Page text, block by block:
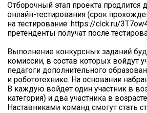
Отборочный этап проекта продлится
онлайн-тестирования (срок
на тестирование: https://clck.ru/
претенденты получат после
Выполнение конкурсных заданий
комиссии, в состав которых войдут
педагоги дополнительного
и робототехнике. На основании
В каждую войдет один участник в
категория) и два участника в
Наставниками команд смогут стать